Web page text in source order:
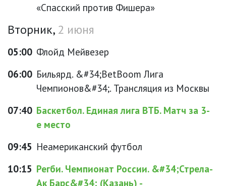
«Спасский против Фишера»
Вторник, 2 июня
05:00 Флойд Мейвезер
06:00 Бильярд. &#34;BetBoom Лига
Чемпионов&#34;. Трансляция из Москвы
07:40 Баскетбол. Единая лига ВТБ. Матч за 3-
е место
09:45 Неамериканский футбол
10:15 Регби. Чемпионат России. &#34;Стрела-
Ак Барс&#34; (Казань) -